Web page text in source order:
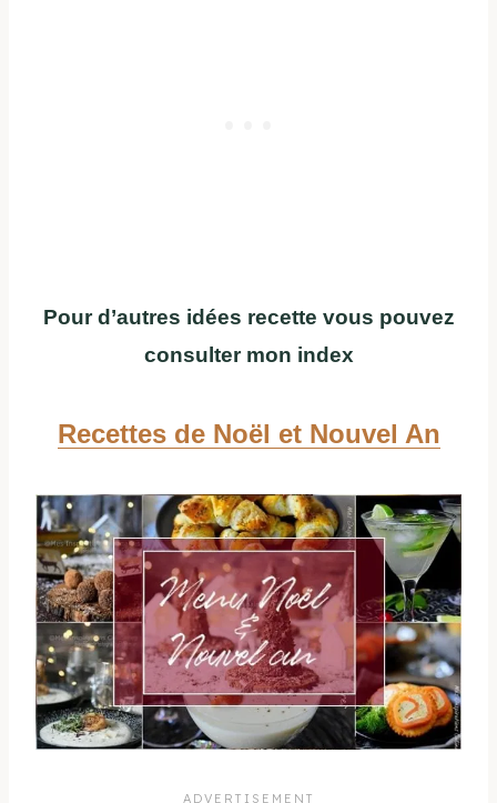
Pour d’autres idées recette vous pouvez
consulter mon index
Recettes de Noël et Nouvel An